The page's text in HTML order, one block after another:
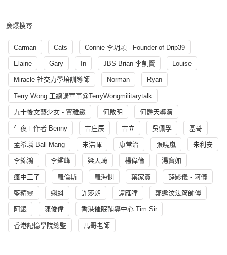
慶爆搜尋
Carman Cats Connie 李玥穎 - Founder of Drip39
Elaine Gary In JBS Brian 李凱賢 Louise
Miracle 社交力學培訓導師 Norman Ryan
Terry Wong 王總講軍事@TerryWongmilitarytalk
九十後文藝少女 - 賈雅緻 何啟明 何爵天導演
午夜工作者 Benny 古庄辰 古立 吳佩孚 基哥
孟希璘 Ball Mang 宋浩暉 康常治 張曉嵐 朱利安
李錦鴻 李鑑峰 梁天琦 楊偉倫 湯寳如
瘋中三子 羅倫斯 羅海憫 葉家寶 薛影儀 - 阿儀
藍精靈 蝌蚪 許莎朗 譚雁瞳 鄭遨汶法筠師傅
阿銀 陳俊偉 香港催眠輔導中心 Tim Sir
香港記憶學院總監 馬哥老師